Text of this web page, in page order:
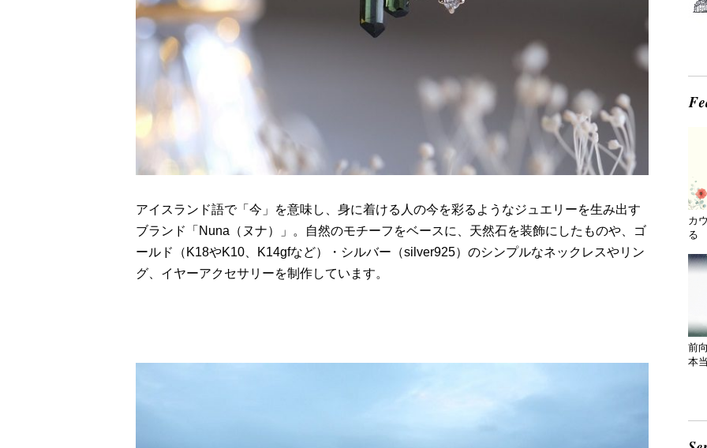
アイスランド語で「今」を意味し、身に着ける人の今を彩るようなジュエリーを生み出す
ブランド「Nuna（ヌナ）」。自然のモチーフをベースに、天然石を装飾にしたものや、ゴ
ールド（K18やK10、K14gfなど）・シルバー（silver925）のシンプルなネックレスやリン
グ、イヤーアクセサリーを制作しています。
カ
る
前
本